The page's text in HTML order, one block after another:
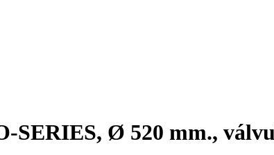
SERIES, Ø 520 mm.,